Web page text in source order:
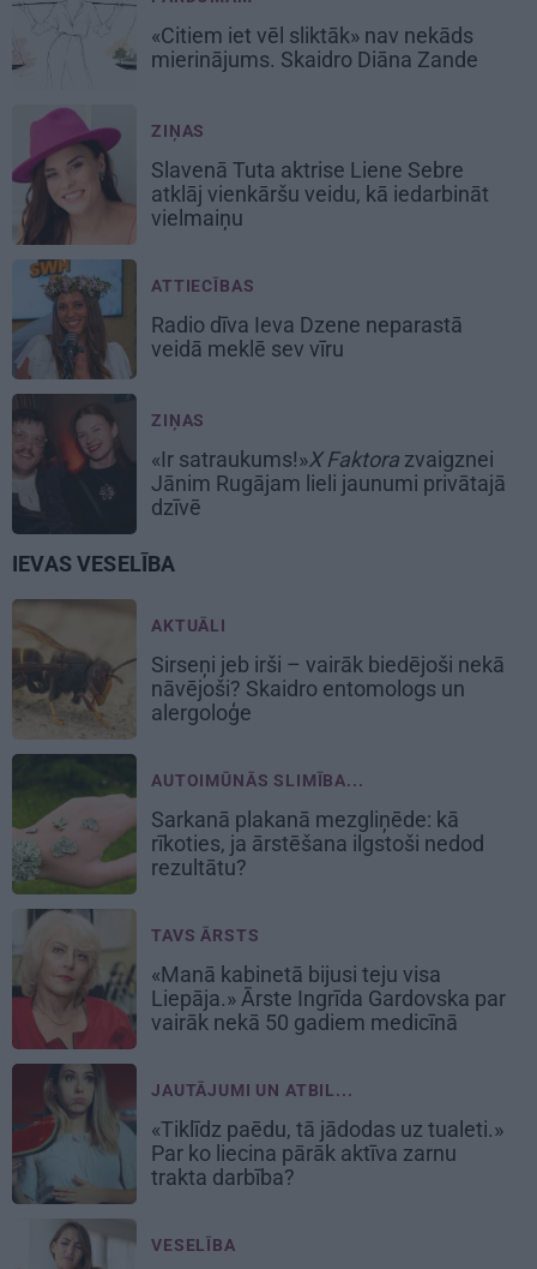
«Citiem iet vēl sliktāk» nav nekāds
mierinājums. Skaidro Diāna Zande
ZIŅAS
Slavenā Tuta aktrise Liene Sebre
atklāj vienkāršu veidu, kā iedarbināt
vielmaiņu
ATTIECĪBAS
Radio dīva Ieva Dzene neparastā
veidā meklē sev vīru
ZIŅAS
«Ir satraukums!»X Faktora zvaigznei
Jānim Rugājam lieli jaunumi privātajā
dzīvē
IEVAS VESELĪBA
AKTUĀLI
Sirseņi jeb irši – vairāk biedējoši nekā
nāvējoši? Skaidro entomologs un
alergoloģe
AUTOIMŪNĀS SLIMĪBA...
Sarkanā plakanā mezgliņēde: kā
rīkoties, ja ārstēšana ilgstoši nedod
rezultātu?
TAVS ĀRSTS
«Manā kabinetā bijusi teju visa
Liepāja.» Ārste Ingrīda Gardovska par
vairāk nekā 50 gadiem medicīnā
JAUTĀJUMI UN ATBIL...
«Tiklīdz paēdu, tā jādodas uz tualeti.»
Par ko liecina pārāk aktīva zarnu
trakta darbība?
VESELĪBA